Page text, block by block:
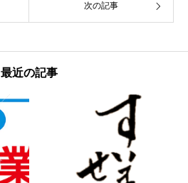
次の記事
最近の記事